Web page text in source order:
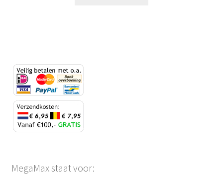
MegaMax staat voor: